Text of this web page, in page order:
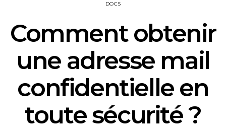
DOCS
Comment obtenir
une adresse mail
confidentielle en
toute sécurité ?